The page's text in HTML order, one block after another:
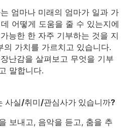
엄마나 미래의 엄마가 일과 가
어떻게 도움을 줄 수 있는지에
능한 한 자주 기부하는 것을 지
의 가치를 가르치고 있습니다.
난감을 살펴보고 무엇을 기부
말합니다.
사실/취미/관심사가 있습니까?
보내고, 음악을 듣고, 춤을 추